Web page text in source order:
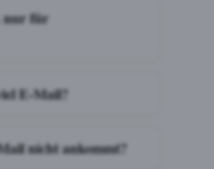
nur für
E-Mail?
nicht ankommt?